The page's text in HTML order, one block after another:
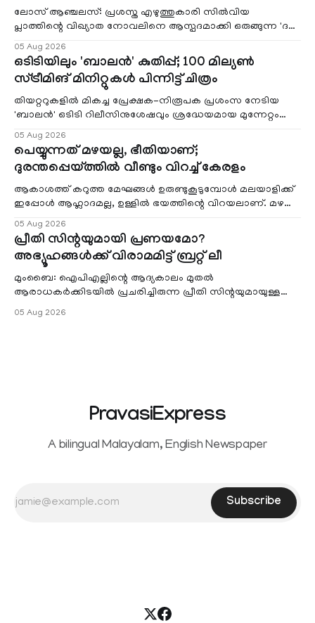
ലോസ് ആഞ്ചലസ്: പ്രശസ്ത എഴുത്തുകാരി സിൽവിയ
പ്ലാത്തിന്റെ വിഖ്യാത നോവലിനെ ആസ്പദമാക്കി ഒരുങ്ങുന്ന 'ദ
05 Aug 2026
ഒടിടിയിലും 'ബാലൻ' കുതിപ്പ്; 100 മില്യൺ
സ്ട്രീമിങ് മിനിറ്റുകൾ പിന്നിട്ട് ചിത്രം
തിയറ്ററുകളിൽ മികച്ച പ്രേക്ഷക-നിരൂപക പ്രശംസ നേടിയ
'ബാലൻ' ഒടിടി റിലീസിനുശേഷവും ശ്രദ്ധേയമായ മുന്നേറ്റം
05 Aug 2026
പെയ്യുന്നത് മഴയല്ല, ഭീതിയാണ്;
ദുരന്തപ്പെയ്ത്തിൽ വീണ്ടും വിറച്ച് കേരളം
ആകാശത്ത് കറുത്ത മേഘങ്ങൾ ഉരുണ്ടുകൂടുമ്പോൾ മലയാളിക്ക്
ഇപ്പോൾ ആഹ്ലാദമല്ല, ഉള്ളിൽ ഭയത്തിന്റെ വിറയലാണ്. മഴ
05 Aug 2026
പ്രീതി സിന്റയുമായി പ്രണയമോ?
അഭ്യൂഹങ്ങൾക്ക് വിരാമമിട്ട് ബ്രറ്റ് ലീ
മുംബൈ: ഐപിഎല്ലിന്റെ ആദ്യകാലം മുതൽ
ആരാധകർക്കിടയിൽ പ്രചരിച്ചിരുന്ന പ്രീതി സിന്റയുമായുള്ള
05 Aug 2026
PravasiExpress
A bilingual Malayalam, English Newspaper
Subscribe